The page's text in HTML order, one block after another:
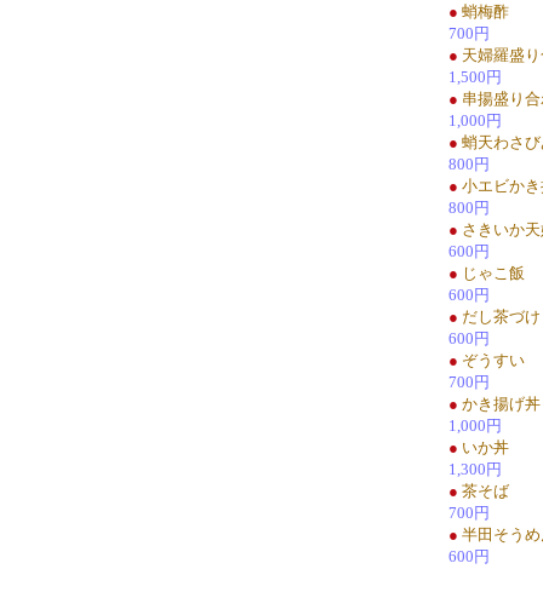
● 蛸梅酢
700円
● 天婦羅盛
1,500円
● 串揚盛り
1,000円
● 蛸天わさ
800円
● 小エビか
800円
● さきいか
600円
● じゃこ飯
600円
● だし茶づけ
600円
● ぞうすい
700円
● かき揚げ丼
1,000円
● いか丼
1,300円
● 茶そば
700円
● 半田そう
600円